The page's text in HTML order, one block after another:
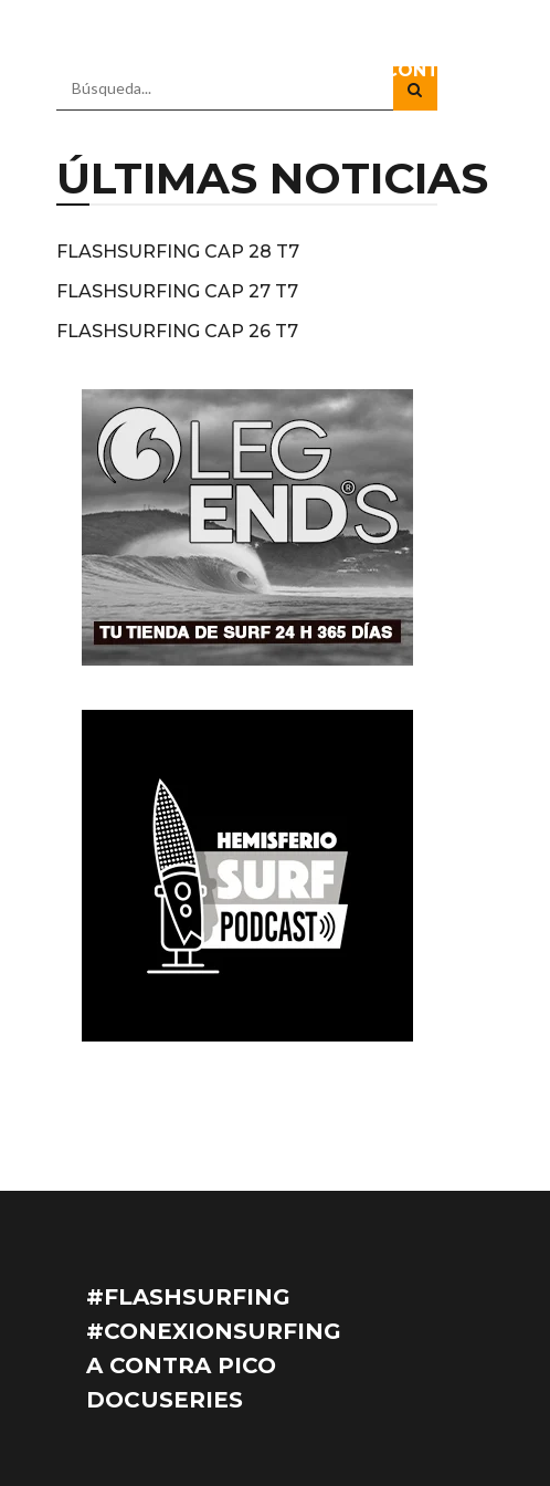
CONTACTO
ÚLTIMAS NOTICIAS
FLASHSURFING CAP 28 T7
FLASHSURFING CAP 27 T7
FLASHSURFING CAP 26 T7
#FLASHSURFING
#CONEXIONSURFING
A CONTRA PICO
DOCUSERIES